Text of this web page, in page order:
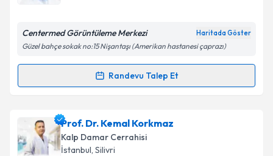
Kişisel verilerimin işlenmesine ilişkin
Metni'ni okudum ve kişisel verilerimin belirtilen
Takvim Talebini Gönder
Centermed Görüntüleme Merkezi Haritada Göster
Güzel bahçe sokak no:15 Nişantaşı (Amerikan hastanesi çaprazı)
Randevu Talep Et
Randevu Takvimi Talebi
Prof. Dr. Barış Çaynakiçin randevu takvimi talebi
oluşturun. Size bu uzmandan randevu almanız için bir
takvim hazırlandığında e-posta ile bilgilendireceğiz.
Prof. Dr. Kemal Korkmaz
Kalp Damar Cerrahisi
İstanbul, Silivri